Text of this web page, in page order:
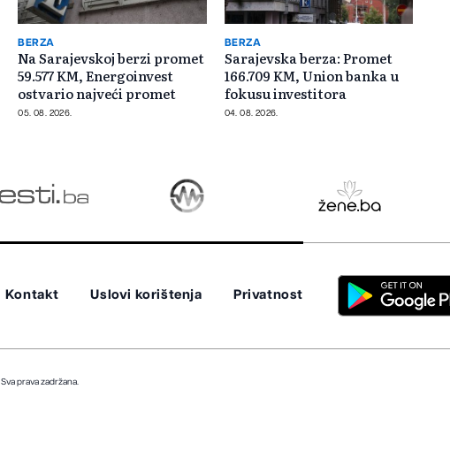
BERZA
Na Sarajevskoj berzi promet
59.577 KM, Energoinvest
ostvario najveći promet
05. 08. 2026.
BERZA
Sarajevska berza: Promet
166.709 KM, Union banka u
fokusu investitora
04. 08. 2026.
Kontakt Uslovi korištenja Privatnost
Sva prava zadržana.